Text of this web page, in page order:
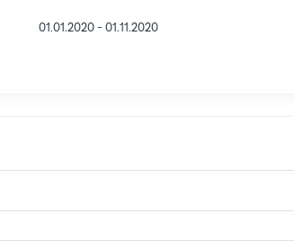
01.01.2020 - 01.11.2020